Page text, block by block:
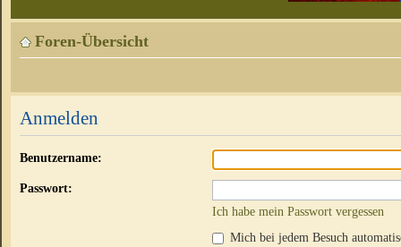
Foren-Übersicht
Anmelden
Benutzername:
Passwort:
Ich habe mein Passwort vergessen
Mich bei jedem Besuch